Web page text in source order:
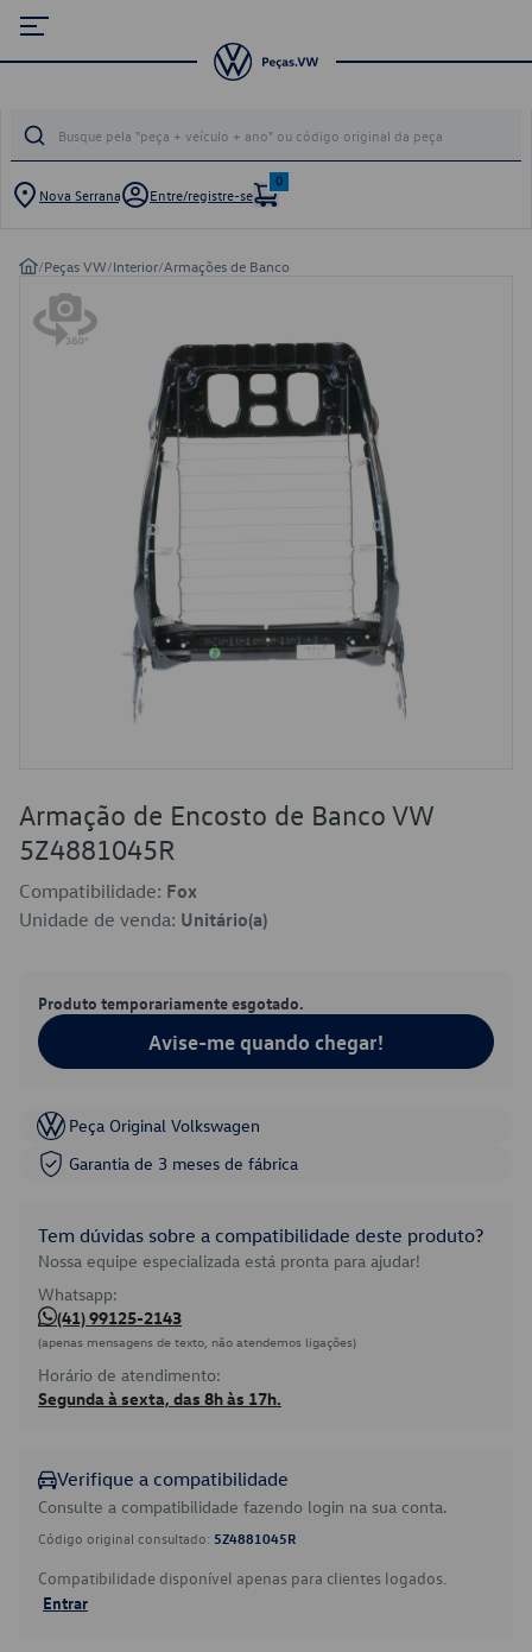
Nova Serrana Entre/registre-se
0
/Peças VW/Interior/Armações de Banco
Armação de Encosto de Banco VW
5Z4881045R
Compatibilidade: Fox
Unidade de venda: Unitário(a)
Produto temporariamente esgotado.
Avise-me quando chegar!
Peça Original Volkswagen
Garantia de 3 meses de fábrica
Tem dúvidas sobre a compatibilidade deste produto?
Nossa equipe especializada está pronta para ajudar!
Whatsapp:
(41) 99125-2143
(apenas mensagens de texto, não atendemos ligações)
Horário de atendimento:
Segunda à sexta, das 8h às 17h.
Verifique a compatibilidade
Consulte a compatibilidade fazendo login na sua conta.
Código original consultado: 5Z4881045R
Compatibilidade disponível apenas para clientes logados.
Entrar